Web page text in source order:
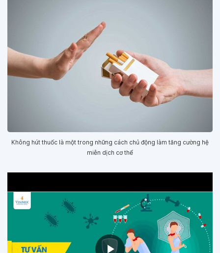
Không hút thuốc là một trong những cách chủ động làm tăng cường hệ
miễn dịch cơ thể